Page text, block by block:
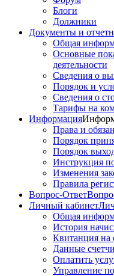
Блоги
Должники
Документы и
Общая
Основные
деятельности
Сведения о
Порядок и
Сведения о
Тарифы на
Информация
Права и
Порядок
Порядок
Инструкция
Изменения
Правила
Вопрос-Ответ
Личный кабинет
Общая
История
Квитанция на
Данные
Оплатить
Управление